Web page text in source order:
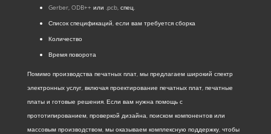
Gerber, ODB++ или .pcb, спец.
Список спецификаций, если вам требуется сборка
Количество
Время поворота
Помимо производства печатных плат, мы предлагаем широкий спектр
электронных услуг, включая проектирование печатных плат, печатные
платы и готовые решения. Если вам нужна помощь с
прототипированием, проверкой дизайна, поиском компонентов или
массовым производством, мы оказываем комплексную поддержку, чтобы